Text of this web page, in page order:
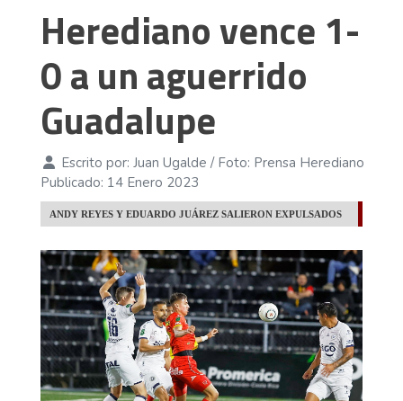
Herediano vence 1-
0 a un aguerrido
Guadalupe
Escrito por: Juan Ugalde / Foto: Prensa Herediano
Publicado: 14 Enero 2023
ANDY REYES Y EDUARDO JUÁREZ SALIERON EXPULSADOS